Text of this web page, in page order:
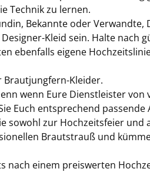
Tech­nik zu ler­nen.
Be­kann­te oder Ver­wand­te,
​Kleid sein. Halte nach
eben­falls ei­ge­ne
Brautjungfern-​Kleider.
wenn Eure Dienst­leis­ter
Euch ent­spre­chend pas­sen­de
so­wohl zur Hoch­zeits­fei­er und
Braut­strauß und
nach einem preis­wer­ten